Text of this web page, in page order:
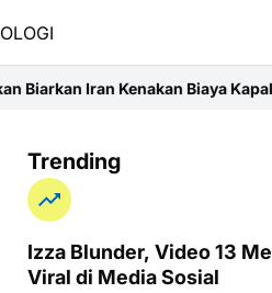
Biaya Kapal di Selat HormuzSulit
Trending
Izza Blunder, Video 13
Viral di Media Sosial